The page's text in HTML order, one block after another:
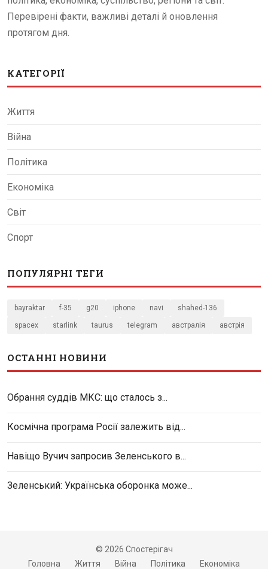
Перевірені факти, важливі деталі й оновлення
протягом дня.
КАТЕГОРІЇ
Життя
Війна
Політика
Економіка
Світ
Спорт
ПОПУЛЯРНІ ТЕГИ
bayraktar f-35 g20 iphone navi shahed-136
spacex starlink taurus telegram австралія австрія
ОСТАННІ НОВИНИ
Обрання суддів МКС: що сталось з...
Космічна програма Росії залежить від...
Навіщо Вучич запросив Зеленського в...
Зеленський: Українська оборонка може...
© 2026 Спостерігач
Головна
Життя Війна Політика Економіка